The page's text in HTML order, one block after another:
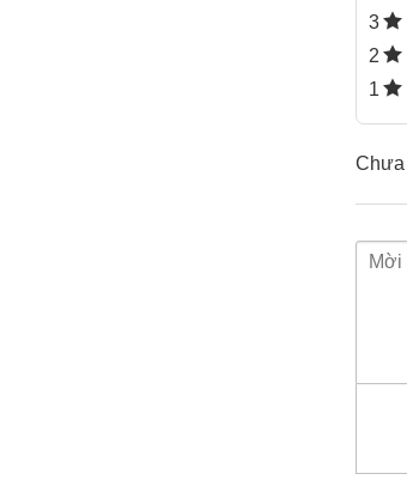
– Âm thanh báo động lên tới 105dB.
– Rất hữu dụng để bạn lắp vào cửa
– Sản phẩm sử dụng 3 pin đồng hồ.
3
2
1
Chưa